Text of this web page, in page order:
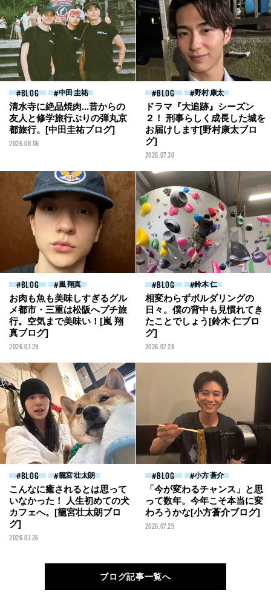
BLOG 中田 圭祐
清水寺に絶品焼肉...昔からの
友人と修学旅行ぶりの弾丸京
都旅行。[中田圭祐ブログ]
2026.08.06
BLOG 野村 康太
ドラマ『大追跡』シーズン
２！ 刑事らしく成長した城を
お届けします[野村康太ブロ
グ]
2026.07.30
BLOG 嵐 翔真
お肉も魚も美味しすぎるグル
メ都市・三重は松阪へプチ旅
行。空気まで美味い！[嵐 翔
真ブログ]
2026.07.29
BLOG 鈴木 仁
相変わらずボルダリングの
日々。僕の背中も見慣れてき
たことでしょう[鈴木 仁ブロ
グ]
2026.07.28
BLOG 籠宮 壮太朗
こんなに癒されるとは思って
いなかった！ 人生初めての犬
カフェへ。[籠宮壮太朗ブロ
グ]
2026.07.26
BLOG 小方 蒼介
「今が変わるチャンス」と思
って数年。今年こそ本当に変
わろうかな[小方蒼介ブログ]
2026.07.25
ブログ記事一覧へ